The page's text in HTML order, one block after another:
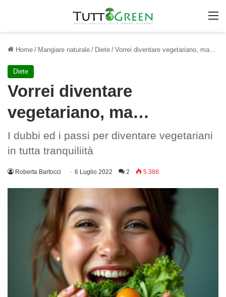
Home / Mangiare naturale / Diete / Vorrei diventare vegetariano, ma…
Diete
Vorrei diventare
vegetariano, ma…
I dubbi ed i passi per diventare vegetariani
in tutta tranquiliità
Roberta Bartocci 6 Luglio 2022 2 5.388